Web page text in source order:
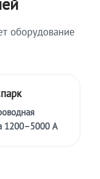
оборудование
1200–5000 А